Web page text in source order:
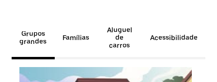
Grupos
grandes
Famílias
Aluguel
de
carros
Acessibilidade